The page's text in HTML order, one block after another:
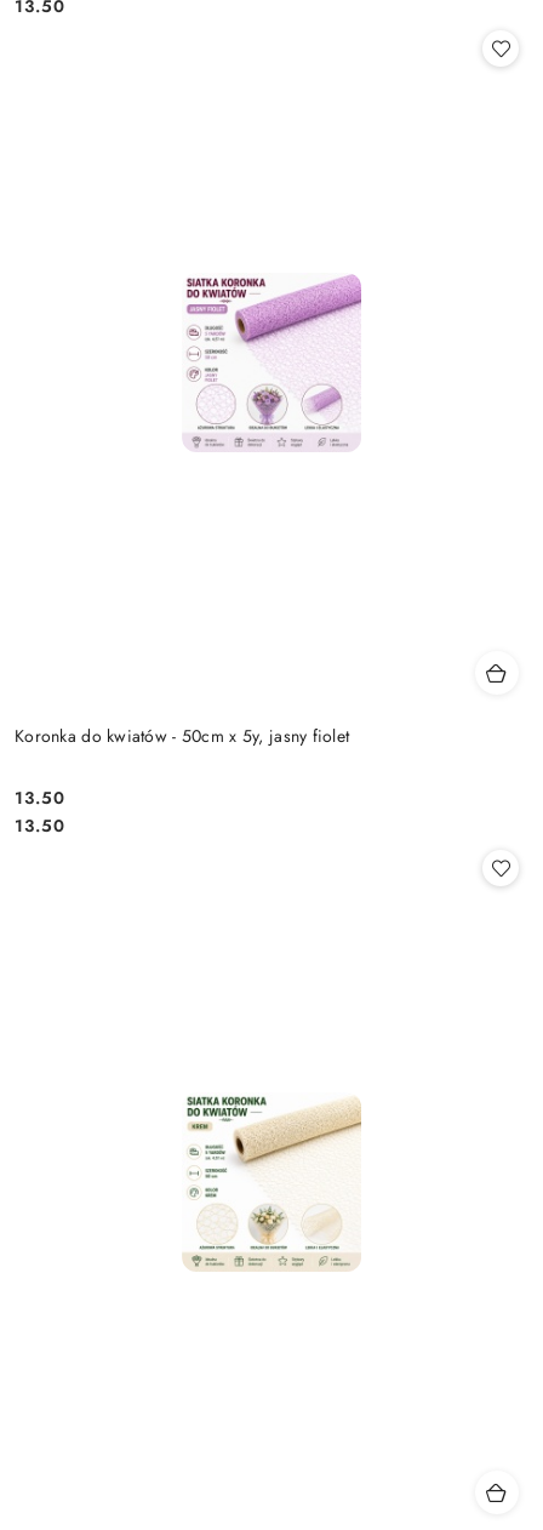
Cena:
13.50
Koronka do kwiatów - 50cm x 5y, jasny fiolet
Cena:
13.50
Cena:
13.50